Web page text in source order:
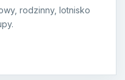
rodzinny, lotnisko